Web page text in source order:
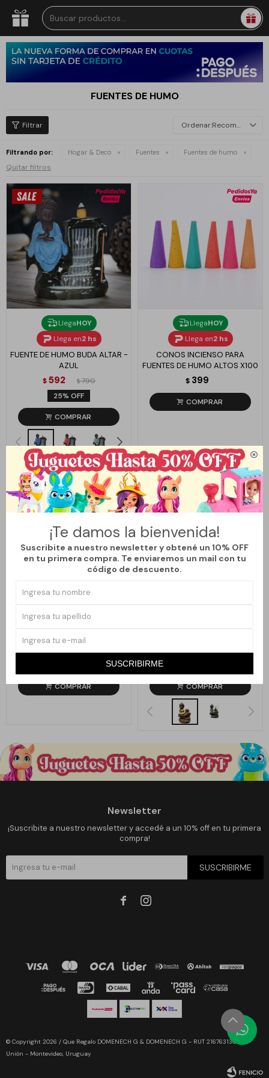

¡Te damos la bienvenida!
Suscribite a nuestro newsletter y obtené un 10% OFF
en tu primera compra. Te enviaremos un mail con tu
código de descuento.
SUSCRIBIRME
FUENTES DE HUMO
Recomendados
Filtrando por: Hogar & Deco Fuentes Fuentes de humo
Quitar filtros
LlegaHOY
Llega en2 hs
FUENTE DE HUMO BUDA ALTAR -
AZUL
$ 592 $ 790
25
LlegaHOY
Llega en2 hs
CONOS INCIENSO PARA
FUENTES DE HUMO ALTOS X100
$ 399
Llega en
FUENTE DE HUMO VERTICAL
Newsletter
¡Suscribite a nuestro newsletter y accedé a un 10% off en tu primera
compra!
SUSCRIBIRME
 
© Copyright 2026 / Que Regalo DOMENECH G & DOMENECH G - RUT 216763130019 -
Unión - Montevideo, Uruguay